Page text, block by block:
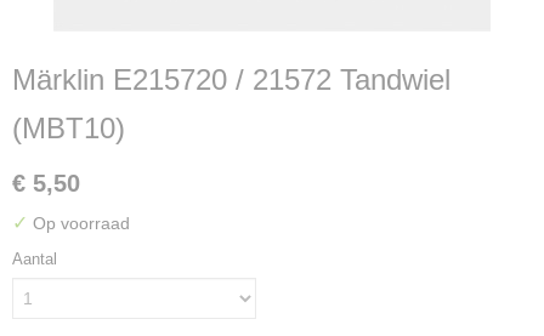
Märklin E215720 / 21572 Tandwiel
(MBT10)
€ 5,50
✓ Op voorraad
Aantal